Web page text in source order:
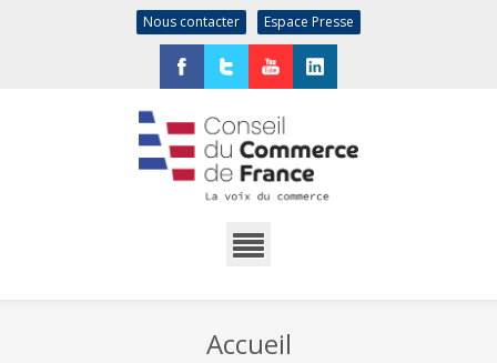
Nous contacter Espace Presse
Accueil